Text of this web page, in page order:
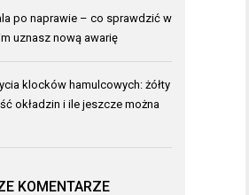
po naprawie – co sprawdzić w
uznasz nową awarię
klocków hamulcowych: żółty
okładzin i ile jeszcze można
KOMENTARZE